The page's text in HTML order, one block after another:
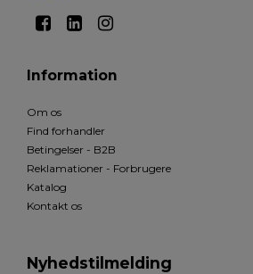
Information
Om os
Find forhandler
Betingelser - B2B
Reklamationer - Forbrugere
Katalog
Kontakt os
Nyhedstilmelding